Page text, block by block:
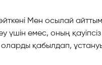
"өйткені Мен осылай
емес, оның
қабылдап,